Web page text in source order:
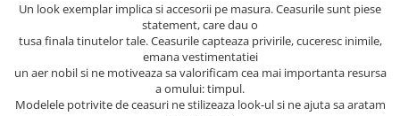
Un look exemplar implica si accesorii pe masura. Ceasurile sunt piese
statement, care dau o
tusa finala tinutelor tale. Ceasurile capteaza privirile, cuceresc inimile,
emana vestimentatiei
un aer nobil si ne motiveaza sa valorificam cea mai importanta resursa
a omului: timpul.
Modelele potrivite de ceasuri ne stilizeaza look-ul si ne ajuta sa aratam